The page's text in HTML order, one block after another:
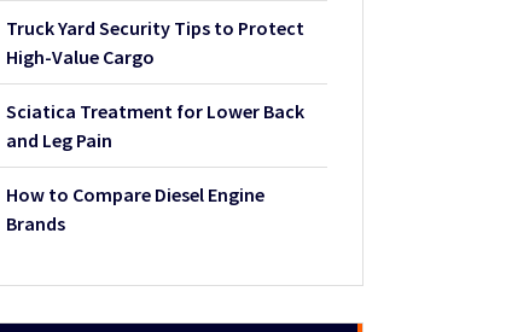
Truck Yard Security Tips to Protect
High-Value Cargo
Sciatica Treatment for Lower Back
and Leg Pain
How to Compare Diesel Engine
Brands